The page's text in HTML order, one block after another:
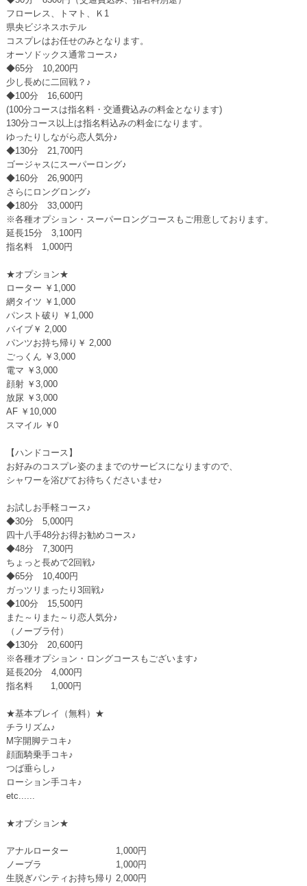
フローレス、トマト、Ｋ1
県央ビジネスホテル
コスプレはお任せのみとなります。
オーソドックス通常コース♪
◆65分 10,200円
少し長めに二回戦？♪
◆100分 16,600円
(100分コースは指名料・交通費込みの料金となります)
130分コース以上は指名料込みの料金になります。
ゆったりしながら恋人気分♪
◆130分 21,700円
ゴージャスにスーパーロング♪
◆160分 26,900円
さらにロングロング♪
◆180分 33,000円
※各種オプション・スーパーロングコースもご用意しております。
延長15分 3,100円
指名料 1,000円
★オプション★
ローター ￥1,000
網タイツ ￥1,000
パンスト破り ￥1,000
バイブ￥ 2,000
パンツお持ち帰り￥ 2,000
ごっくん ￥3,000
電マ ￥3,000
顔射 ￥3,000
放尿 ￥3,000
AF ￥10,000
スマイル ￥0
【ハンドコース】
お好みのコスプレ姿のままでのサービスになりますので、
シャワーを浴びてお待ちくださいませ♪
お試しお手軽コース♪
◆30分 5,000円
四十八手48分お得お勧めコース♪
◆48分 7,300円
ちょっと長めで2回戦♪
◆65分 10,400円
ガっツリまったり3回戦♪
◆100分 15,500円
また～りまた～り恋人気分♪
（ノーブラ付）
◆130分 20,600円
※各種オプション・ロングコースもございます♪
延長20分 4,000円
指名料 1,000円
★基本プレイ（無料）★
チラリズム♪
M字開脚テコキ♪
顔面騎乗手コキ♪
つば垂らし♪
ローション手コキ♪
etc......
★オプション★
アナルローター 1,000円
ノーブラ 1,000円
生脱ぎパンティお持ち帰り 2,000円